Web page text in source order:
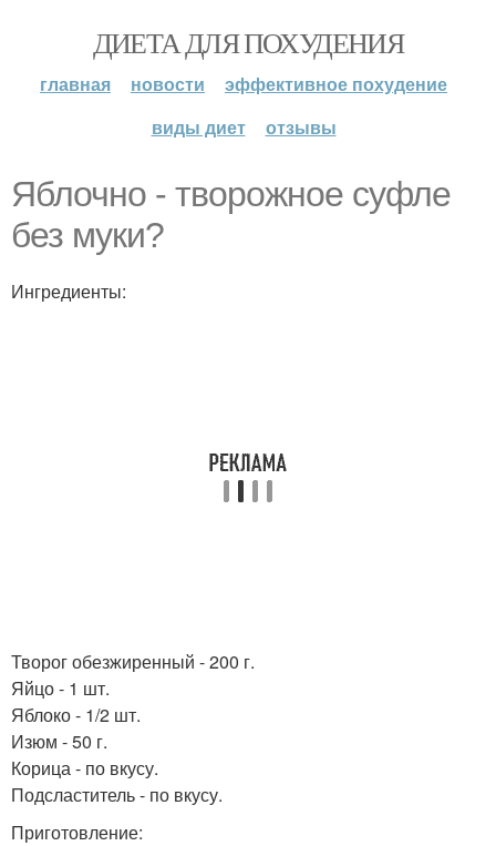
ДИЕТА ДЛЯ ПОХУДЕНИЯ
главная новости
эффективное похудение
виды диет
отзывы
Яблочно - творожное суфле
без муки?
Ингредиенты:
Творог обезжиренный - 200 г.
Яйцо - 1 шт.
Яблоко - 1/2 шт.
Изюм - 50 г.
Корица - по вкусу.
Подсластитель - по вкусу.
Приготовление: